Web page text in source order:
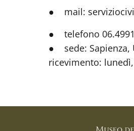
● mail:
● telefono
● sede: Sapienza,
ricevimento: